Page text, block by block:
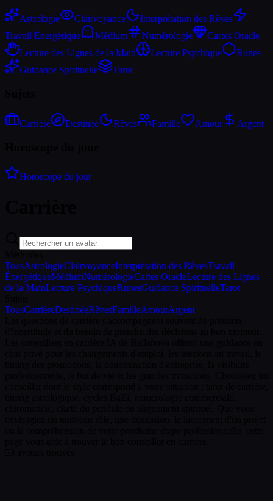
Astrologie Clairvoyance
Interprétation des Rêves
Travail Énergétique
Médium Numérologie
Cartes Oracle
Lecture des Lignes de la Main
Lecture Psychique
Runes
Guidance Spirituelle
Tarot
Carrière Destinée Rêves Famille Amour Argent
Horoscope du jour
TousAstrologieClairvoyanceInterprétation des RêvesTravail
ÉnergétiqueMédiumNumérologieCartes OracleLecture des Lignes
de la MainLecture PsychiqueRunesGuidance SpirituelleTarot
TousCarrièreDestinéeRêvesFamilleAmourArgent